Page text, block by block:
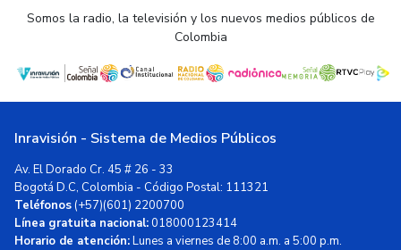
Somos la radio, la televisión y los nuevos medios públicos de
Colombia
Inravisión - Sistema de Medios Públicos
Av. El Dorado Cr. 45 # 26 - 33
Bogotá D.C, Colombia - Código Postal: 111321
Teléfonos(+57)(601) 2200700
Línea gratuita nacional:018000123414
Horario de atención:Lunes a viernes de 8:00 a.m. a 5:00 p.m.